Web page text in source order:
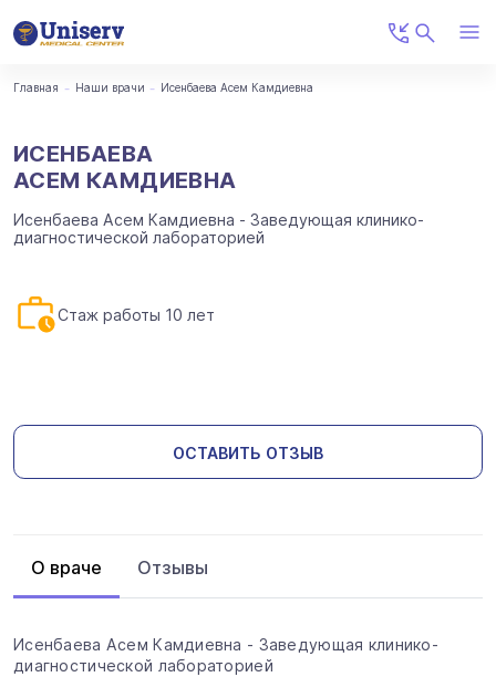
Главная Наши врачи Исенбаева Асем Камдиевна
ИСЕНБАЕВА
АСЕМ КАМДИЕВНА
Исенбаева Асем Камдиевна - Заведующая клинико-
диагностической лабораторией
Стаж работы 10 лет
ОСТАВИТЬ ОТЗЫВ
О враче Отзывы
Исенбаева Асем Камдиевна - Заведующая клинико-
диагностической лабораторией